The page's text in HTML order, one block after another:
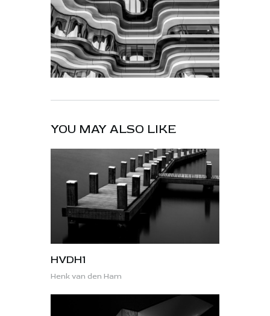
YOU MAY ALSO LIKE
HVDH1
Henk van den Ham